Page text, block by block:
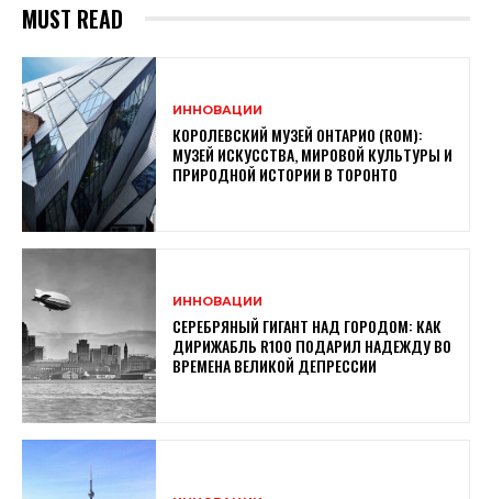
MUST READ
ИННОВАЦИИ
КОРОЛЕВСКИЙ МУЗЕЙ ОНТАРИО (ROM):
МУЗЕЙ ИСКУССТВА, МИРОВОЙ КУЛЬТУРЫ И
ПРИРОДНОЙ ИСТОРИИ В ТОРОНТО
ИННОВАЦИИ
СЕРЕБРЯНЫЙ ГИГАНТ НАД ГОРОДОМ: КАК
ДИРИЖАБЛЬ R100 ПОДАРИЛ НАДЕЖДУ ВО
ВРЕМЕНА ВЕЛИКОЙ ДЕПРЕССИИ